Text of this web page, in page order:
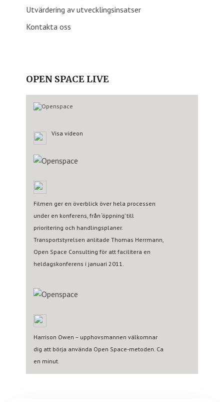
Utvärdering av utvecklingsinsatser
Kontakta oss
OPEN SPACE LIVE
Visa videon
Filmen ger en överblick över hela processen
under en konferens, från ‘öppning’ till
prioritering och handlingsplaner.
Transportstyrelsen anlitade Thomas Herrmann,
Open Space Consulting för att facilitera en
heldagskonferens i januari 2011.
Harrison Owen – upphovsmannen välkomnar
dig att börja använda Open Space-metoden. Ca
en minut.